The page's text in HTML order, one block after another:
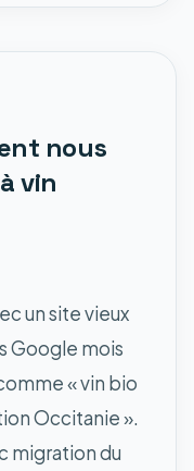
nous
vin
un site vieux
Google mois
« vin bio
Occitanie ».
migration du